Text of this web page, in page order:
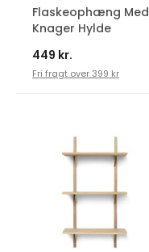
Flaskeophæng Med
Knager Hylde
449 kr.
Fri fragt over 399 kr